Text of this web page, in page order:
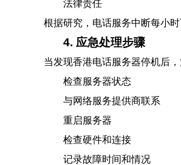
法律责任
根据研究，电话服务中断每小
4. 应急处理步骤
当发现香港电话服务器停机后
检查服务器状态
与网络服务提供商联系
重启服务器
检查硬件和连接
记录故障时间和情况